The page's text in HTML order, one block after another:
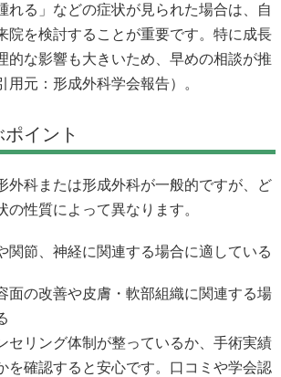
れる」などの症状が見られた場合は、自
院を検討することが重要です。特に成長
的な影響も大きいため、早めの相談が推
用元：形成外科学会報告）。
イント
外科または形成外科が一般的ですが、ど
の性質によって異なります。
関節、神経に関連する場合に適している
面の改善や皮膚・軟部組織に関連する場
セリング体制が整っているか、手術実績
を確認すると安心です。口コミや学会認